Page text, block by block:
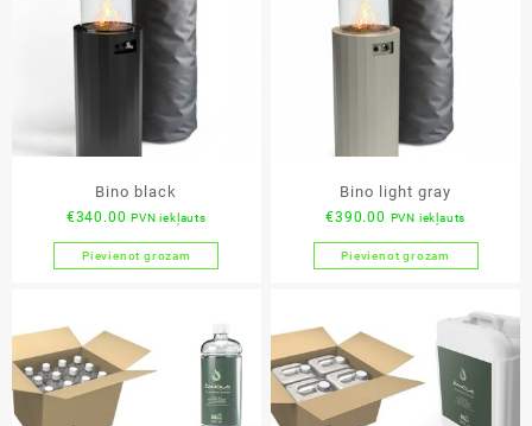
Bino black
€340.00 PVN iekļauts
Pievienot grozam
Bino light gray
€390.00 PVN iekļauts
Pievienot grozam